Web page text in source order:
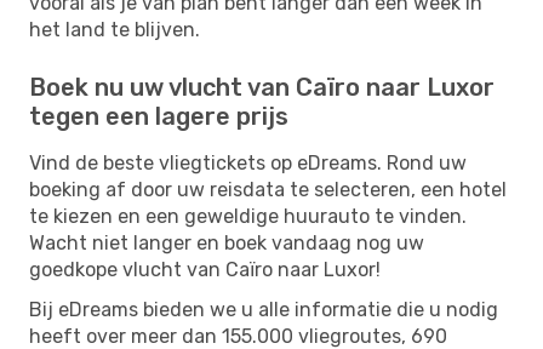
het land te blijven.
Boek nu uw vlucht van Caïro naar Luxor
tegen een lagere prijs
Vind de beste vliegtickets op eDreams. Rond uw
boeking af door uw reisdata te selecteren, een hotel
te kiezen en een geweldige huurauto te vinden.
Wacht niet langer en boek vandaag nog uw
goedkope vlucht van Caïro naar Luxor!
Bij eDreams bieden we u alle informatie die u nodig
heeft over meer dan 155.000 vliegroutes, 690